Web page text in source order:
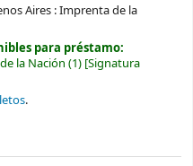
Aires :Imprenta de la
para préstamo:
la Nación (1) Signatura
.